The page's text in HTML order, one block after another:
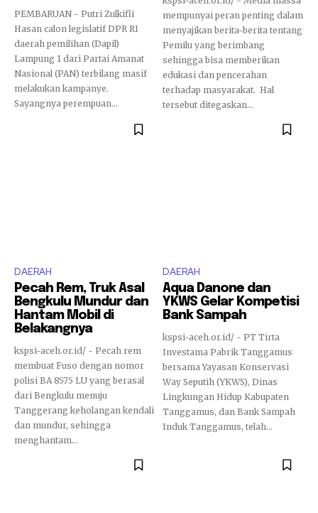
PEMBARUAN - Putri Zulkifli
Hasan calon legislatif DPR RI
daerah pemilihan (Dapil)
Lampung 1 dari Partai Amanat
Nasional (PAN) terbilang masif
melakukan kampanye.
Sayangnya perempuan...
mempunyai peran penting dalam
menyajikan berita-berita tentang
Pemilu yang berimbang
sehingga bisa memberikan
edukasi dan pencerahan
terhadap masyarakat. Hal
tersebut ditegaskan...
DAERAH
Pecah Rem, Truk Asal
Bengkulu Mundur dan
Hantam Mobil di
Belakangnya
kspsi-aceh.or.id/ - Pecah rem
membuat Fuso dengan nomor
polisi BA 8575 LU yang berasal
dari Bengkulu menuju
Tanggerang keholangan kendali
dan mundur, sehingga
menghantam...
DAERAH
Aqua Danone dan
YKWS Gelar Kompetisi
Bank Sampah
kspsi-aceh.or.id/ - PT Tirta
Investama Pabrik Tanggamus
bersama Yayasan Konservasi
Way Seputih (YKWS), Dinas
Lingkungan Hidup Kabupaten
Tanggamus, dan Bank Sampah
Induk Tanggamus, telah...